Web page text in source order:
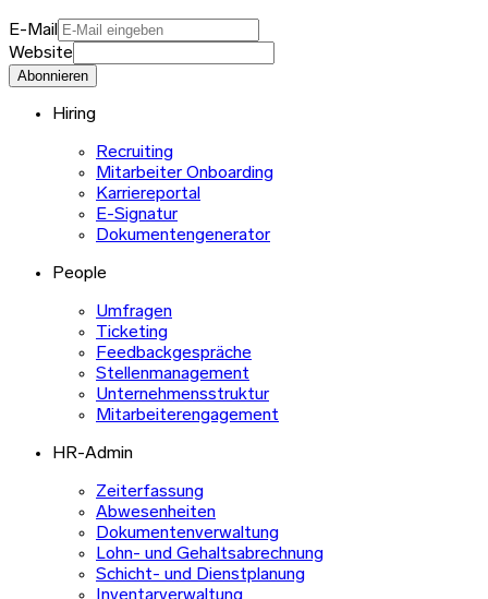
E-Mail
Website
Abonnieren
Hiring
Recruiting
Mitarbeiter Onboarding
Karriereportal
E-Signatur
Dokumentengenerator
People
Umfragen
Ticketing
Feedbackgespräche
Stellenmanagement
Unternehmensstruktur
Mitarbeiterengagement
HR-Admin
Zeiterfassung
Abwesenheiten
Dokumentenverwaltung
Lohn- und Gehaltsabrechnung
Schicht- und Dienstplanung
Inventarverwaltung